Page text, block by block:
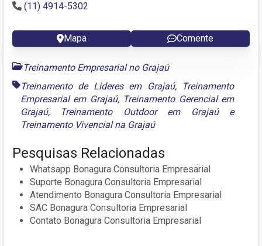
(11) 4914-5302
Mapa Comente
Treinamento Empresarial no Grajaú
Treinamento de Lideres em Grajaú,
Treinamento
Empresarial em Grajaú, Treinamento Gerencial em
Grajaú, Treinamento Outdoor em Grajaúe
Treinamento Vivencial na Grajaú
Pesquisas Relacionadas
Whatsapp Bonagura Consultoria Empresarial
Suporte Bonagura Consultoria Empresarial
Atendimento Bonagura Consultoria Empresarial
SAC Bonagura Consultoria Empresarial
Contato Bonagura Consultoria Empresarial